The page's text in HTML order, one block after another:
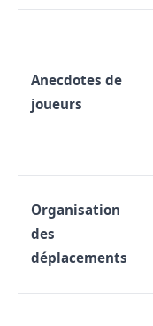
Anecdotes de
joueurs
Organisation
des
déplacements